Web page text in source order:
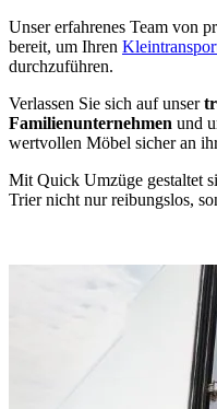
Unser erfahrenes Team von
bereit, um Ihren
durchzuführen.
Verlassen Sie sich auf unser
Familienunternehmen und
wertvollen Möbel sicher an
Mit Quick Umzüge gestaltet
Trier nicht nur reibungslos,